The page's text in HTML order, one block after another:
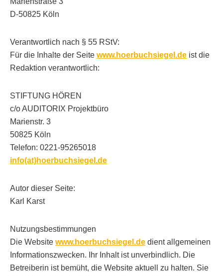
D-50825 Köln
Verantwortlich nach § 55 RStV:
Für die Inhalte der Seite www.hoerbuchsiegel.de ist die
Redaktion verantwortlich:
STIFTUNG HÖREN
c/o AUDITORIX Projektbüro
Marienstr. 3
50825 Köln
Telefon: 0221-95265018
info(at)hoerbuchsiegel.de
Autor dieser Seite:
Karl Karst
Nutzungsbestimmungen
Die Website www.hoerbuchsiegel.de dient allgemeinen
Informationszwecken. Ihr Inhalt ist unverbindlich. Die
Betreiberin ist bemüht, die Website aktuell zu halten. Sie